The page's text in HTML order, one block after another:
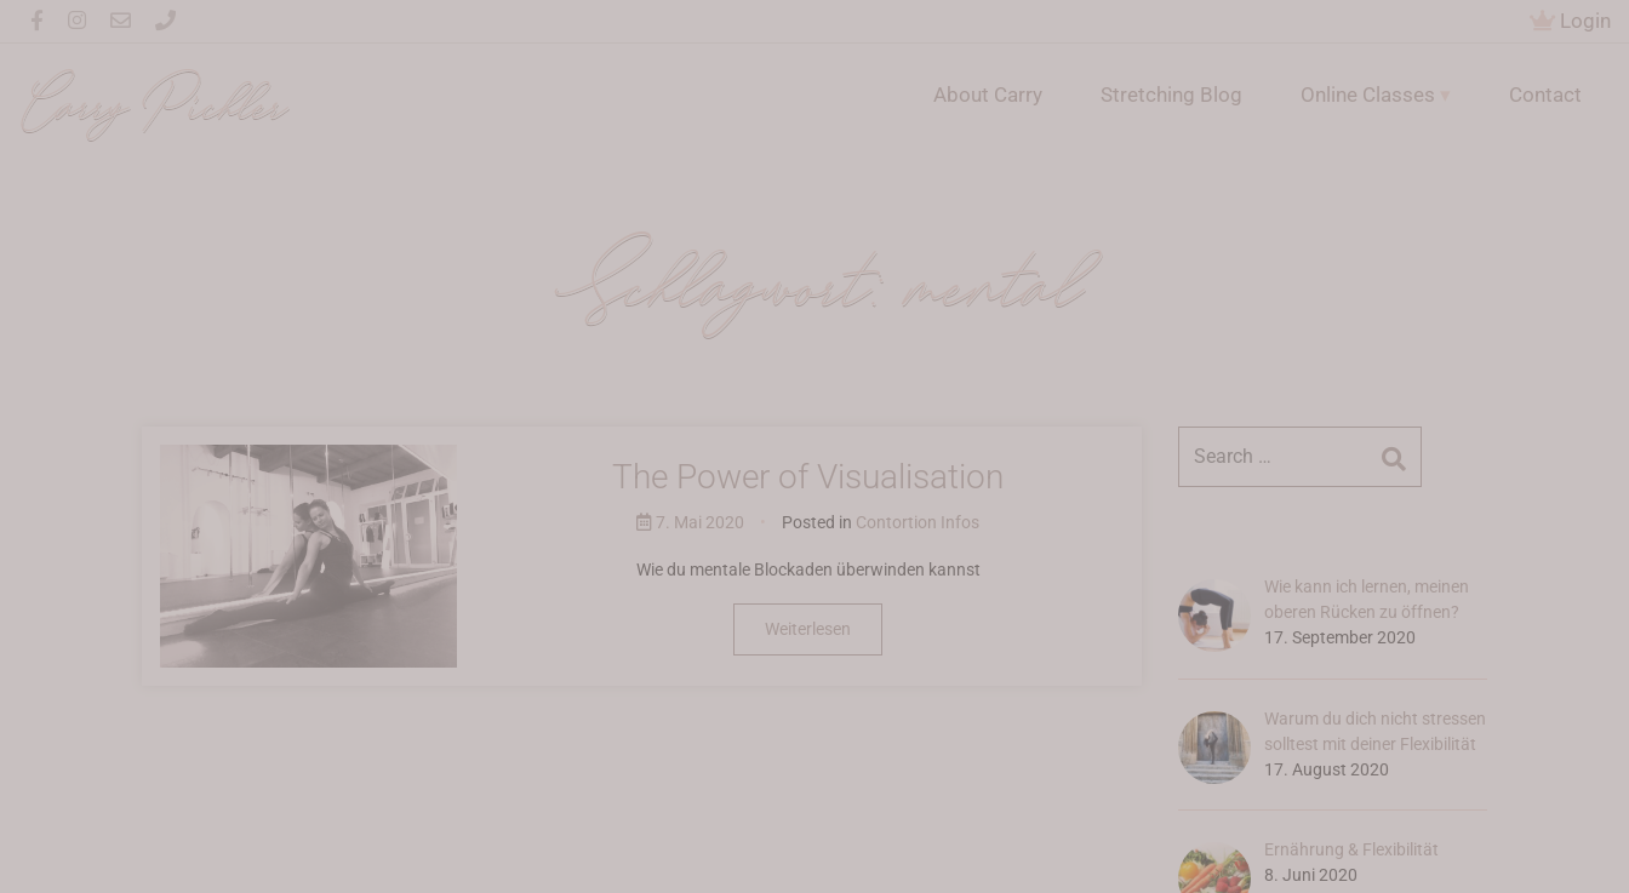
Login
Carry Pichler About Carry Stretching Blog Online Classes Contact
Schlagwort:mental
The Power of Visualisation
7. Mai 2020 Posted in Contortion Infos
Wie du mentale Blockaden überwinden kannst
Weiterlesen
nach:
Wie kann ich lernen, meinen
oberen Rücken zu öffnen?
17. September 2020
Warum du dich nicht stressen
solltest mit deiner Flexibilität
17. August 2020
Ernährung & Flexibilität
8. Juni 2020